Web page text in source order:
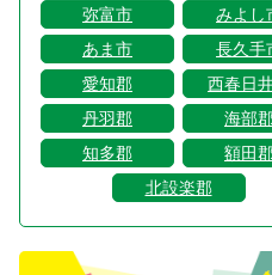
弥富市
みよし
あま市
長久手
愛知郡
西春日
丹羽郡
海部
知多郡
額田
北設楽郡